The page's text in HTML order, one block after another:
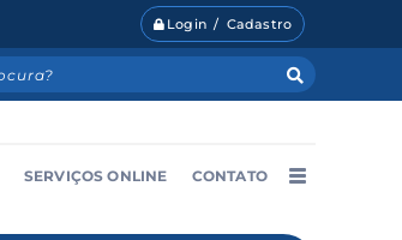
Login / Cadastro
SERVIÇOS ONLINE CONTATO